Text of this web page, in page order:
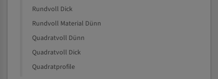
Rundvoll Dick
Rundvoll Material Dünn
Quadratvoll Dünn
Quadratvoll Dick
Quadratprofile